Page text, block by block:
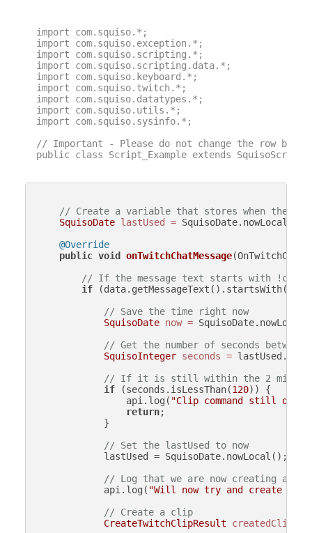
import com.squiso.*;
import com.squiso.exception.*;
import com.squiso.scripting.*;
import com.squiso.scripting.data.*;
import com.squiso.keyboard.*;
import com.squiso.twitch.*;
import com.squiso.datatypes.*;
import com.squiso.utils.*;
import com.squiso.sysinfo.*;
// Important - Please do not change the row
public class Script_Example extends SquisoScript
// Create a variable that stores when the clip
SquisoDate lastUsed = SquisoDate.nowLocal();
@Override
public void onTwitchChatMessage
// If the message text starts with !clip
if (data.getMessageText().startsWith(
// Save the time right now
SquisoDate now =
// Get the number of seconds between
SquisoInteger seconds =
// If it is still within the 2 minute
if (seconds.isLessThan(120)) {
                api.log(
"Clip command still on
return;
            }
// Set the lastUsed to now
            lastUsed = SquisoDate.nowLocal();
// Log that we are now creating a
            api.log(
"Will now try and create a
// Create a clip
CreateTwitchClipResult
createdClip